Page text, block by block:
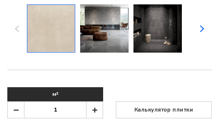
м²
Калькулятор плитки